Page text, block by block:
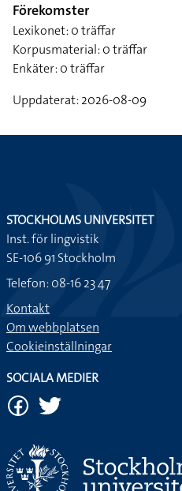
Förekomster
Lexikonet: 0 träffar
Korpusmaterial: 0 träffar
Enkäter: 0 träffar
Uppdaterat: 2026-08-09
STOCKHOLMS UNIVERSITET
Inst. för lingvistik
SE-106 91 Stockholm
Telefon: 08-16 23 47
Kontakt
Om webbplatsen
Cookieinställningar
SOCIALA MEDIER